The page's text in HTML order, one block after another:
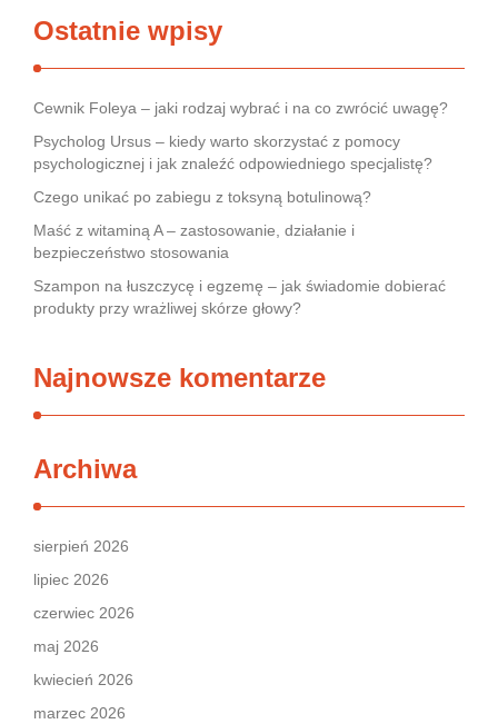
Ostatnie wpisy
Cewnik Foleya – jaki rodzaj wybrać i na co zwrócić uwagę?
Psycholog Ursus – kiedy warto skorzystać z pomocy
psychologicznej i jak znaleźć odpowiedniego specjalistę?
Czego unikać po zabiegu z toksyną botulinową?
Maść z witaminą A – zastosowanie, działanie i
bezpieczeństwo stosowania
Szampon na łuszczycę i egzemę – jak świadomie dobierać
produkty przy wrażliwej skórze głowy?
Najnowsze komentarze
Archiwa
sierpień 2026
lipiec 2026
czerwiec 2026
maj 2026
kwiecień 2026
marzec 2026